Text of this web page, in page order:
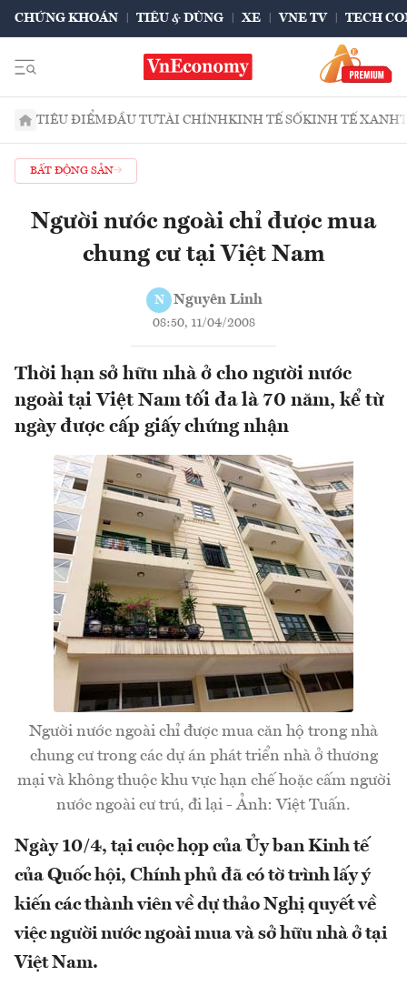
CHỨNG KHOÁN TIÊU & DÙNG XE VNE TV TECH
TIÊU ĐIỂMĐẦU TƯTÀI CHÍNHKINH TẾ SỐKINH TẾ XANH
BẤT ĐỘNG SẢN
Người nước ngoài chỉ được mua
chung cư tại Việt Nam
N Nguyên Linh
08:50, 11/04/2008
Thời hạn sở hữu nhà ở cho người nước
ngoài tại Việt Nam tối đa là 70 năm, kể từ
ngày được cấp giấy chứng nhận
Người nước ngoài chỉ được mua căn hộ trong nhà
chung cư trong các dự án phát triển nhà ở thương
mại và không thuộc khu vực hạn chế hoặc cấm người
nước ngoài cư trú, đi lại - Ảnh: Việt Tuấn.
Ngày 10/4, tại cuộc họp của Ủy ban Kinh tế
của Quốc hội, Chính phủ đã có tờ trình lấy ý
kiến các thành viên về dự thảo Nghị quyết về
việc người nước ngoài mua và sở hữu nhà ở tại
Việt Nam.